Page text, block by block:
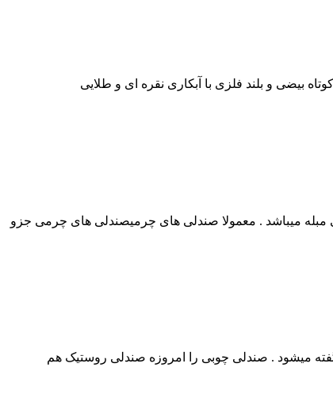
بیضی و بلند فلزی با آبکاری نقره ای و طلایی
مبله میباشد . معمولا صندلی های چرمیصندلی های چرمی جزو
میشود . صندلی چوبی را امروزه صندلی روستیک هم